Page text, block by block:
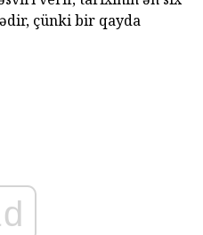
çünki bir qayda